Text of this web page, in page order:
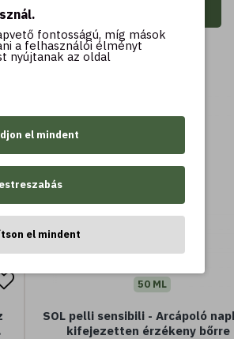
50 ML
SOL pelli sensibili - Arcápoló
kifejezetten érzékeny bőrre
fontosságú, míg mások
a felhasználói élményt
nyújtanak az oldal
el mindent
el mindent